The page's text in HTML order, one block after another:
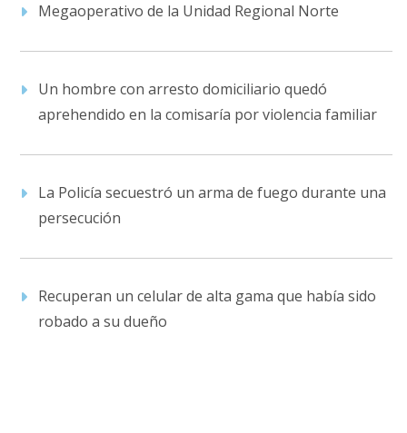
Megaoperativo de la Unidad Regional Norte
Un hombre con arresto domiciliario quedó
aprehendido en la comisaría por violencia familiar
La Policía secuestró un arma de fuego durante una
persecución
Recuperan un celular de alta gama que había sido
robado a su dueño